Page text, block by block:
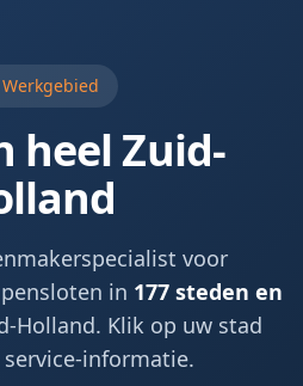
Werkgebied
heel Zuid-
voor
in 177 steden en
Holland. Klik op uw stad
informatie.